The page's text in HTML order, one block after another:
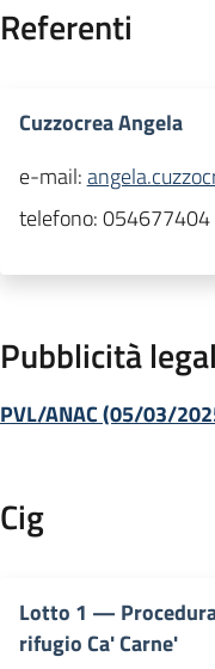
Referenti
Cuzzocrea Angela
e-mail:
telefono:054677404
Pubblicità
PVL/ANAC (05/03/
Cig
Lotto 1 —
rifugio Ca' Carne'